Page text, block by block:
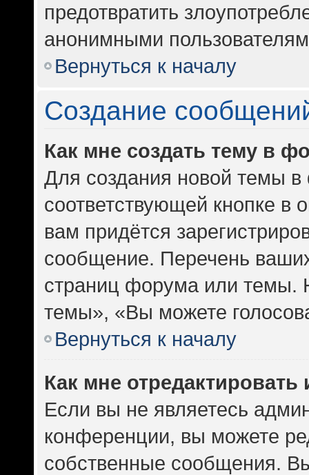
предотвратить
анонимными
Вернуться к началу
Создание
Как мне создать тему в
Для создания новой темы
соответствующей кнопке
вам придётся
сообщение. Перечень
страниц форума или темы.
темы», «Вы можете
Вернуться к началу
Как мне
Если вы не являетесь
конференции, вы можете
собственные сообщения.